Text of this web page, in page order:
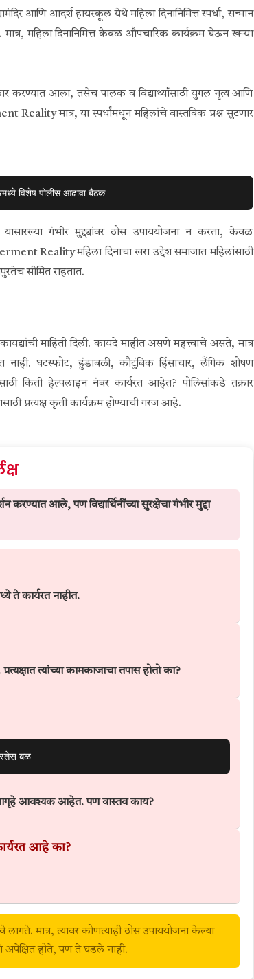
आणि आदर्श हायस्कूल येथे महिला दिनानिमित्त स्पर्धा, सन्मान
महिला दिनानिमित्त केवळ औपचारिक कार्यक्रम घेऊन खऱ्या
करण्यात आला, तसेच पालक व विद्यार्थ्यांसाठी युगल नृत्य आणि
मात्र, या स्पर्धांमधून महिलांचे वास्तविक प्रश्न सुटणार
विशेष पोलीस आढावा बैठक
गंभीर मुद्द्यांवर ठोस उपाययोजना न करता, केवळ
Reality महिला दिनाचा खरा उद्देश समाजात महिलांसाठी
सीमित राहतात.
माहिती दिली. कायदे माहीत असणे महत्त्वाचे असते, मात्र
नाही. घटस्फोट, हुंडाबळी, कौटुंबिक हिंसाचार, लैंगिक शोषण
किती हेल्पलाइन नंबर कार्यरत आहेत? पोलिसांकडे तक्रार
प्रत्यक्ष कृती कार्यक्रम होण्याची गरज आहे.
करण्यात आले, पण विद्यार्थिनींच्या सुरक्षेचा गंभीर मुद्दा
ते कार्यरत नाहीत.
त्यांच्या कामकाजाचा तपास होतो का?
बळ
आवश्यक आहेत. पण वास्तव काय?
आहे का?
लागते. मात्र, त्यावर कोणत्याही ठोस उपाययोजना केल्या
अपेक्षित होते, पण ते घडले नाही.